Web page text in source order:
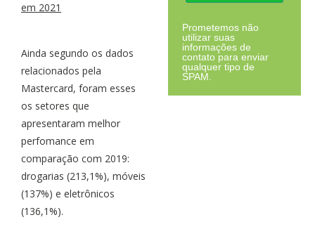
em 2021
Ainda segundo os dados
relacionados pela
Mastercard, foram esses
os setores que
apresentaram melhor
perfomance em
comparação com 2019:
drogarias (213,1%), móveis
(137%) e eletrônicos
(136,1%).
Prometemos não
utilizar suas
informações de
contato para enviar
qualquer tipo de
SPAM.